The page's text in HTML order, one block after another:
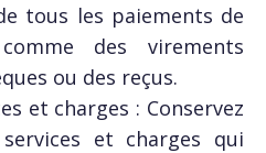
tous les paiements de
des virements
ou des reçus.
et charges : Conservez
et charges qui